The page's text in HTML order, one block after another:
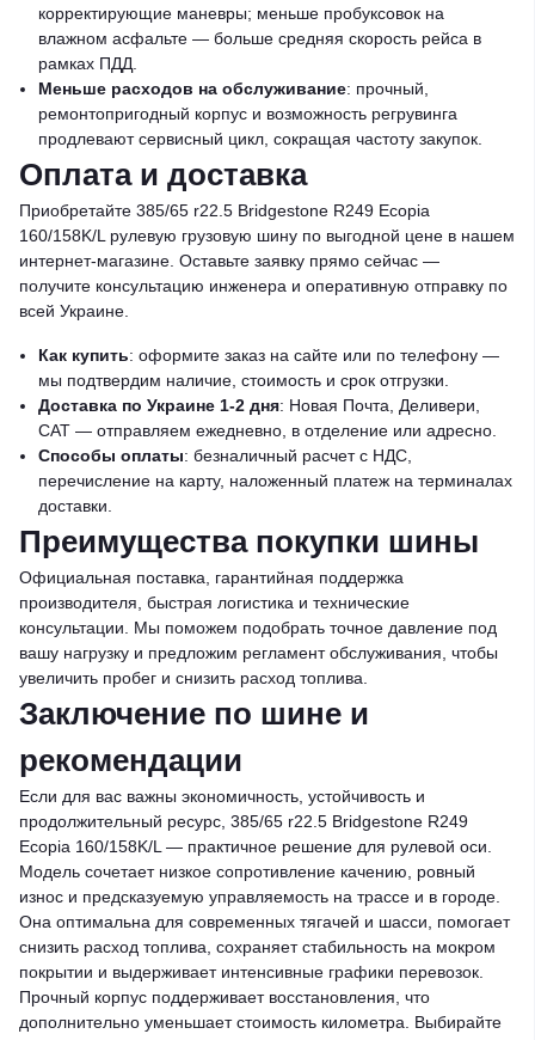
корректирующие маневры; меньше пробуксовок на
влажном асфальте — больше средняя скорость рейса в
рамках ПДД.
Меньше расходов на обслуживание: прочный,
ремонтопригодный корпус и возможность регрувинга
продлевают сервисный цикл, сокращая частоту закупок.
Оплата и доставка
Приобретайте 385/65 r22.5 Bridgestone R249 Ecopia
160/158K/L рулевую грузовую шину по выгодной цене в нашем
интернет-магазине. Оставьте заявку прямо сейчас —
получите консультацию инженера и оперативную отправку по
всей Украине.
Как купить: оформите заказ на сайте или по телефону —
мы подтвердим наличие, стоимость и срок отгрузки.
Доставка по Украине 1-2 дня: Новая Почта, Деливери,
САТ — отправляем ежедневно, в отделение или адресно.
Способы оплаты: безналичный расчет с НДС,
перечисление на карту, наложенный платеж на терминалах
доставки.
Преимущества покупки шины
Официальная поставка, гарантийная поддержка
производителя, быстрая логистика и технические
консультации. Мы поможем подобрать точное давление под
вашу нагрузку и предложим регламент обслуживания, чтобы
увеличить пробег и снизить расход топлива.
Заключение по шине и
рекомендации
Если для вас важны экономичность, устойчивость и
продолжительный ресурс, 385/65 r22.5 Bridgestone R249
Ecopia 160/158K/L — практичное решение для рулевой оси.
Модель сочетает низкое сопротивление качению, ровный
износ и предсказуемую управляемость на трассе и в городе.
Она оптимальна для современных тягачей и шасси, помогает
снизить расход топлива, сохраняет стабильность на мокром
покрытии и выдерживает интенсивные графики перевозок.
Прочный корпус поддерживает восстановления, что
дополнительно уменьшает стоимость километра. Выбирайте